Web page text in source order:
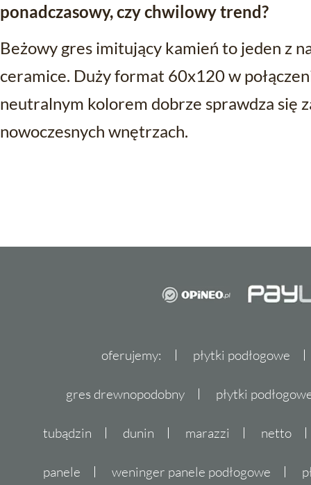
ponadczasowy, czy chwilowy trend?
Beżowy gres imitujący kamień to jeden z
ceramice. Duży format 60x120 w
neutralnym kolorem dobrze sprawdza się
nowoczesnych wnętrzach.
oferujemy: płytki podłogowe
gres drewnopodobny płytki
tubądzin dunin marazzi netto
panele weninger panele podłogowe